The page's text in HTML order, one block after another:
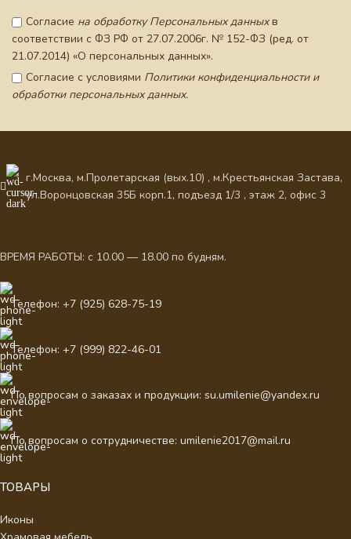
Согласие на обработку Персональных данныхв
соответствии с ФЗ РФ от 27.07.2006г. № 152-ФЗ (ред. от
21.07.2014) «О персональных данных».
Согласие с условиями Политики конфиденциальности и
обработки персональных данных.
г.Москва, м.Пролетарская (вых.10) , м.Крестьянская Застава,
ул.Воронцовская 35Б корп.1, подъезд 1/3 , этаж 2, офис 3
ВРЕМЯ РАБОТЫ: с 10.00 — 18.00 по будням.
Телефон: +7 (925) 628-75-19
Телефон: +7 (999) 822-46-01
По вопросам о заказах и продукции: su.umilenie@yandex.ru
По вопросам о сотрудничестве: umilenie2017@mail.ru
ТОВАРЫ
Иконы